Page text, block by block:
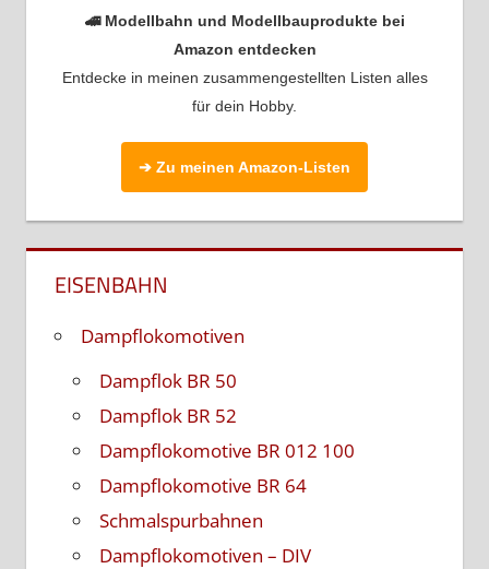
🚄 Modellbahn und Modellbauprodukte bei
Amazon entdecken
Entdecke in meinen zusammengestellten Listen alles
für dein Hobby.
➔ Zu meinen Amazon-Listen
EISENBAHN
Dampflokomotiven
Dampflok BR 50
Dampflok BR 52
Dampflokomotive BR 012 100
Dampflokomotive BR 64
Schmalspurbahnen
Dampflokomotiven – DIV